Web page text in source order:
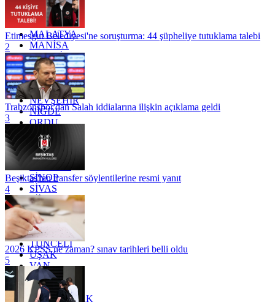
KÜTAHYA
KİLİS
MALATYA
MANİSA
MARDİN
MERSİN
MUĞLA
MUŞ
NEVŞEHİR
NİĞDE
ORDU
OSMANİYE
RİZE
SAKARYA
SİNOP
SİVAS
SİİRT
TEKİRDAĞ
TOKAT
TRABZON
TUNCELİ
UŞAK
VAN
YALOVA
YOZGAT
ZONGULDAK
Etimesgut Belediyesi'ne soruşturma: 44 şüpheliye tutuklama talebi
2
Trabzonspor'dan Salah iddialarına ilişkin açıklama geldi
3
Beşiktaş'tan transfer söylentilerine resmi yanıt
4
2026 KPSS ne zaman? sınav tarihleri belli oldu
5